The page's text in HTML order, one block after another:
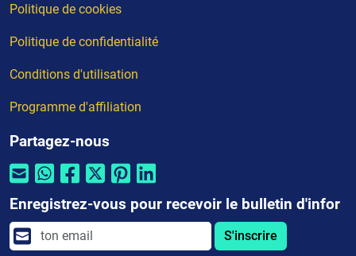
Politique de cookies
Politique de confidentialité
Conditions d'utilisation
Programme d'affiliation
Partagez-nous
Enregistrez-vous pour recevoir le bulletin d'infor
S'inscrire